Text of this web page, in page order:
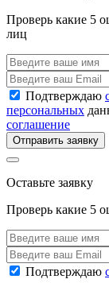
Проверь какие 5
лиц
Подтверждаю
персональных
соглашение
Отправить заявку
Оставьте заявку
Проверь какие 5
Подтверждаю